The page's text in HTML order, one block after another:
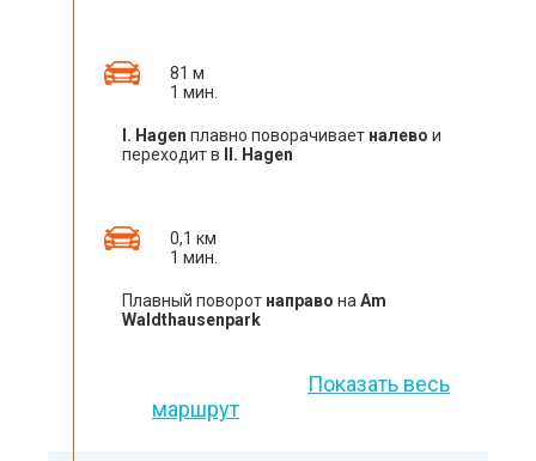
81 м
1 мин.
I. Hagen плавно поворачивает налево и
переходит в
II. Hagen
0,1 км
1 мин.
Плавный поворот направо на Am
Waldthausenpark
Показать весь
маршрут